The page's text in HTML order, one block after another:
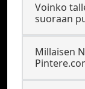
Voinko
suoraan
Millaisen